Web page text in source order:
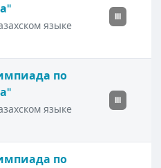
языке
III
по
языке
III
по